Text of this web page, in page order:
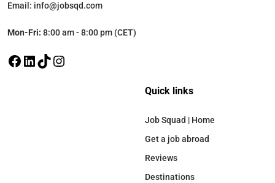
Email: info@jobsqd.com
Mon-Fri: 8:00 am - 8:00 pm (CET)
Quick links
Job Squad | Home
Get a job abroad
Reviews
Destinations